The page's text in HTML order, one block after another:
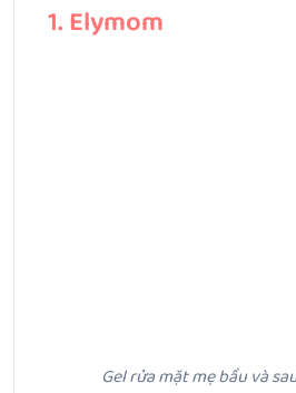
1. Elymom
Gel rửa mặt mẹ bầu và